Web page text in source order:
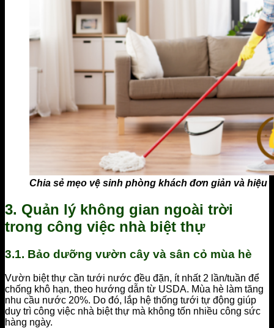
Chia sẻ mẹo vệ sinh phòng khách đơn giản và hiệu
3. Quản lý không gian ngoài trời
trong công việc nhà biệt thự
3.1. Bảo dưỡng vườn cây và sân cỏ mùa hè
Vườn biệt thự cần tưới nước đều đặn, ít nhất 2 lần/tuần để
chống khô hạn, theo hướng dẫn từ USDA. Mùa hè làm tăng
nhu cầu nước 20%. Do đó, lắp hệ thống tưới tự động giúp
duy trì công việc nhà biệt thự mà không tốn nhiều công sức
hàng ngày.